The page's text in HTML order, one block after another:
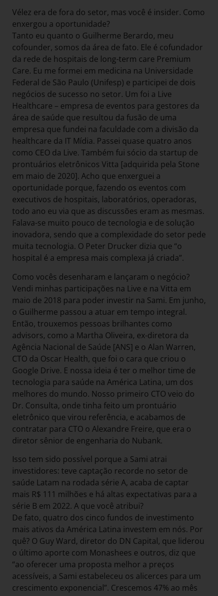
Vélez era de fora do setor, mas você é insider. Como
enxergou a oportunidade?
Tanto eu quanto o Guilherme Berardo, meu
cofounder, somos da área de fato. Ele é cofundador
da rede de hospitais de long-term care Premium
Care. Eu me formei em medicina na Universidade
Federal de São Paulo (Unifesp) e participei de dois
negócios de sucesso no setor. Um foi a Live
Healthcare – empresa de eventos para gestores da
área de saúde que resultou da fusão de uma
empresa que fundei na faculdade com a divisão da
healthcare da IT Mídia. Passei quase quatro anos
como CEO da Live. Também fui sócio da startup de
prontuários eletrônicos Vitta [adquirida pela Stone
em maio de 2020]. Acho que enxerguei a
oportunidade porque, fazendo os eventos com
executivos de hospitais, laboratórios, operadoras,
todo ano eu via que as discussões eram as mesmas.
Falava-se muito pouco de tecnologia e de solução
inovadora, sendo que a complexidade do setor pede
muita tecnologia. O Peter Drucker dizia que “o
hospital é a empresa mais complexa já criada”.
Como vocês desenharam e lançaram o negócio?
Vendi minhas participações na Live e na Vitta em
maio de 2018 para poder investir na Sami. Em junho,
o Guilherme passou a atuar em tempo integral.
Então, trouxemos pessoas brilhantes como
advisors, como a Martha Oliveira, ex-diretora da
Agência Nacional de Saúde [ANS] e o Alan Warren,
CTO da Oscar Health, que foi o cara que criou o
Google Drive. E nossa ideia é ter o melhor time de
tecnologia para saúde na América Latina, um dos
melhores do mundo. Nosso primeiro CTO veio do
Dr. Consulta, onde tinha feito um prontuário
eletrônico que virou referência, e acabamos de
contratar para CTO o Alexandre Freire, que era o
diretor sênior de engenharia do Nubank.
Isso tem sido possível porque a Sami atrai
investidores: teve captação recorde no setor de
saúde Latam na rodada série A, acaba de captar
mais R$ 111 milhões e há altas expectativas para a
série B em 2022. A que você atribui?
De fato, quatro dos cinco fundos de investimento
mais ativos da América Latina investem em nós. Por
quê? O Guy Ward, diretor do DN Capital, que liderou
o último aporte com Monashees e outros, diz que
“ao oferecer uma proposta melhor a preços
acessíveis, a Sami estabeleceu os alicerces para um
crescimento exponencial”. Crescemos 47% ao mês